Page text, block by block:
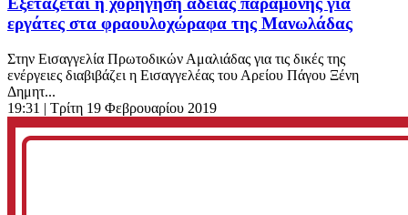
εργάτες στα φραουλοχώραφα της Μανωλάδας
Στην Εισαγγελία Πρωτοδικών Αμαλιάδας για τις δικές της
ενέργειες διαβιβάζει η Εισαγγελέας του Αρείου Πάγου Ξένη
Δημητ...
19:31 | Τρίτη 19 Φεβρουαρίου 2019